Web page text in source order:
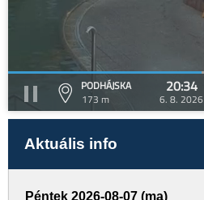
PODHÁJSKA
173 m
20:34
6. 8. 2026
Aktuális info
Péntek 2026-08-07 (ma)